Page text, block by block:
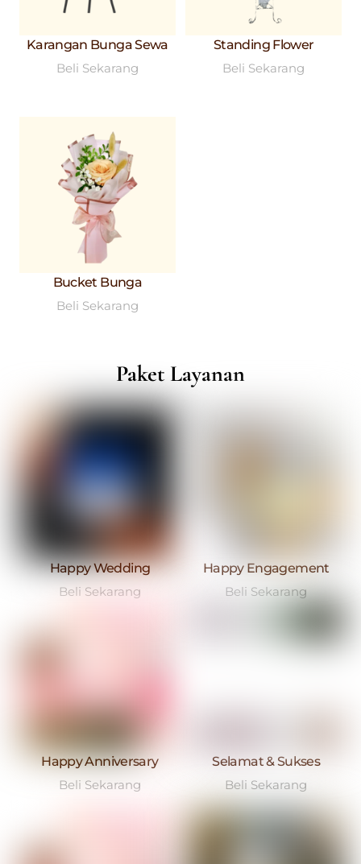
Karangan Bunga Sewa
Beli Sekarang
Standing Flower
Beli Sekarang
Bucket Bunga
Beli Sekarang
Paket Layanan
Happy Wedding
Beli Sekarang
Happy Engagement
Beli Sekarang
Happy Anniversary
Beli Sekarang
Selamat & Sukses
Beli Sekarang